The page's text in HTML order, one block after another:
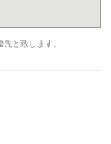
と致します。